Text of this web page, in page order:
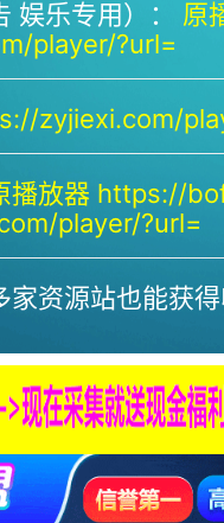
娱乐专用）： 原
player/?url=
zyjiexi.com/
播放器 https://
player/?url=
资源站也能获